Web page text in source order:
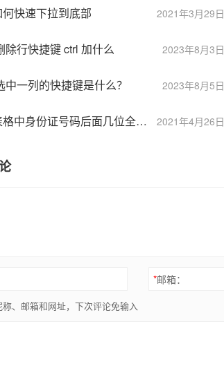
2021年3月29日
快速下拉到底部
2023年8月3日
除行快捷键 ctrl 加什么
2023年8月5日
中一列的快捷键是什么？
2021年4月26日
excel表格中身份证号码后面几位全变成了0怎么办
*邮箱：
称、邮箱和网址，下次评论免输入